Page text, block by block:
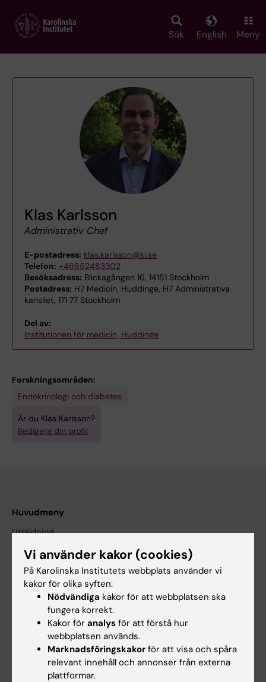
main
Sök English Meny
Klas Karlsson
Administrativ Chef
E-postadress: klas.karlsson@ki.se
Telefon: +46852483302
Besöksadress: Blickagången 16, 14151 Stockholm
Postadress: H7 Medicin, Huddinge, H7 Administrativa
kansliet, 171 77 Stockholm
Del av:
Institutionen för medicin, Huddinge
Forskningsområden:
Endokrinologi och diabetes
Är du Klas Karlsson?
Redigera din profil
Huvudmeny
Utbildning
Forskarutbildning
Forskning
Om KI
Nyheter
Vi använder kakor (cookies)
På Karolinska Institutets webbplats använder vi
kakor för olika syften:
Nödvändiga kakor för att webbplatsen ska
fungera korrekt.
Kakor för analys för att förstå hur
webbplatsen används.
Marknadsföringskakor för att visa och spåra
relevant innehåll och annonser från externa
plattformar.